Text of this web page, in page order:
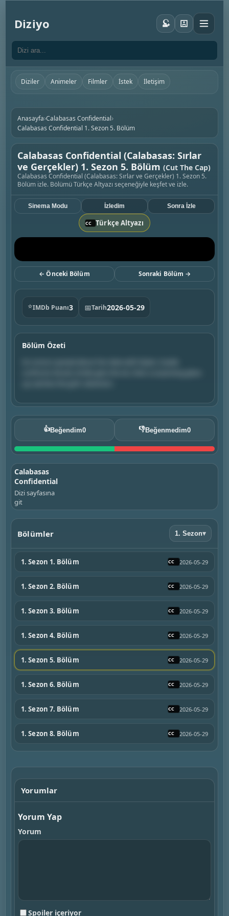
Diziyo
Diziler Animeler Filmler İstek İletişim
Anasayfa›Calabasas Confidential›
Calabasas Confidential 1. Sezon 5. Bölüm
Calabasas Confidential (Calabasas: Sırlar
ve Gerçekler) 1. Sezon 5. Bölüm (Cut The Cap)
Calabasas Confidential (Calabasas: Sırlar ve Gerçekler) 1. Sezon 5.
Bölüm izle. Bölümü Türkçe Altyazı seçeneğiyle keşfet ve izle.
Türkçe Altyazı
Sinema Modu İzledim Sonra İzle
← Önceki Bölüm Sonraki Bölüm →
⭐IMDb Puanı3 📅Tarih2026-05-29
Bölüm Özeti
👍Beğendim0 👎Beğenmedim0
Calabasas
Confidential
Dizi sayfasına
git
Bölümler 1. Sezon▾
1. Sezon 1. Bölüm 2026-05-29
1. Sezon 2. Bölüm 2026-05-29
1. Sezon 3. Bölüm 2026-05-29
1. Sezon 4. Bölüm 2026-05-29
1. Sezon 5. Bölüm 2026-05-29
1. Sezon 6. Bölüm 2026-05-29
1. Sezon 7. Bölüm 2026-05-29
1. Sezon 8. Bölüm 2026-05-29
Yorumlar
Yorum Yap
Yorum
Spoiler içeriyor